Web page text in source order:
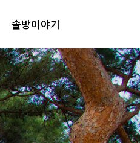
솔방이야기
솔방지기 건강이야기
솔방지기 건강이야기